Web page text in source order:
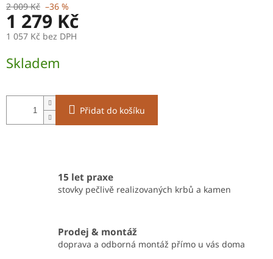
2 009 Kč –36 %
1 279 Kč
1 057 Kč bez DPH
cena:
Skladem
Přidat do košíku
15 let praxe
stovky pečlivě realizovaných krbů a kamen
Prodej & montáž
doprava a odborná montáž přímo u vás doma